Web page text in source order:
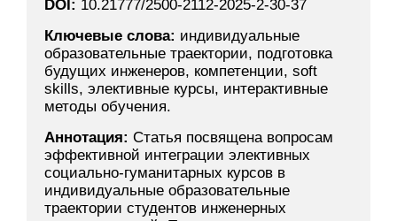
DOI: 10.21777/2500-2112-2025-2-30-37
Ключевые слова: индивидуальные
образовательные траектории, подготовка
будущих инженеров, компетенции, soft
skills, элективные курсы, интерактивные
методы обучения.
Аннотация: Статья посвящена вопросам
эффективной интеграции элективных
социально-гуманитарных курсов в
индивидуальные образовательные
траектории студентов инженерных